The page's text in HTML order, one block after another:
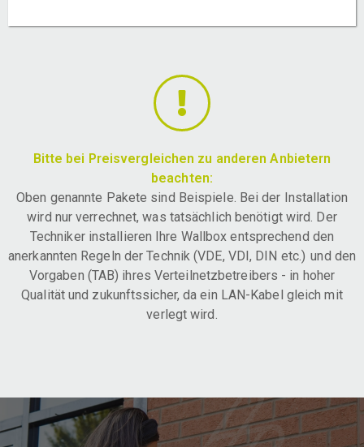
Bitte bei Preisvergleichen zu anderen Anbietern
beachten:
Oben genannte Pakete sind Beispiele. Bei der Installation
wird nur verrechnet, was tatsächlich benötigt wird. Der
Techniker installieren Ihre Wallbox entsprechend den
anerkannten Regeln der Technik (VDE, VDI, DIN etc.) und den
Vorgaben (TAB) ihres Verteilnetzbetreibers - in hoher
Qualität und zukunftssicher, da ein LAN-Kabel gleich mit
verlegt wird.